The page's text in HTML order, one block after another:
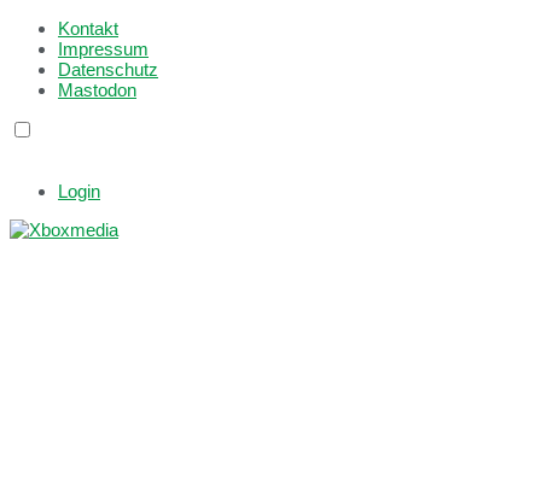
Kontakt
Impressum
Datenschutz
Mastodon
Login